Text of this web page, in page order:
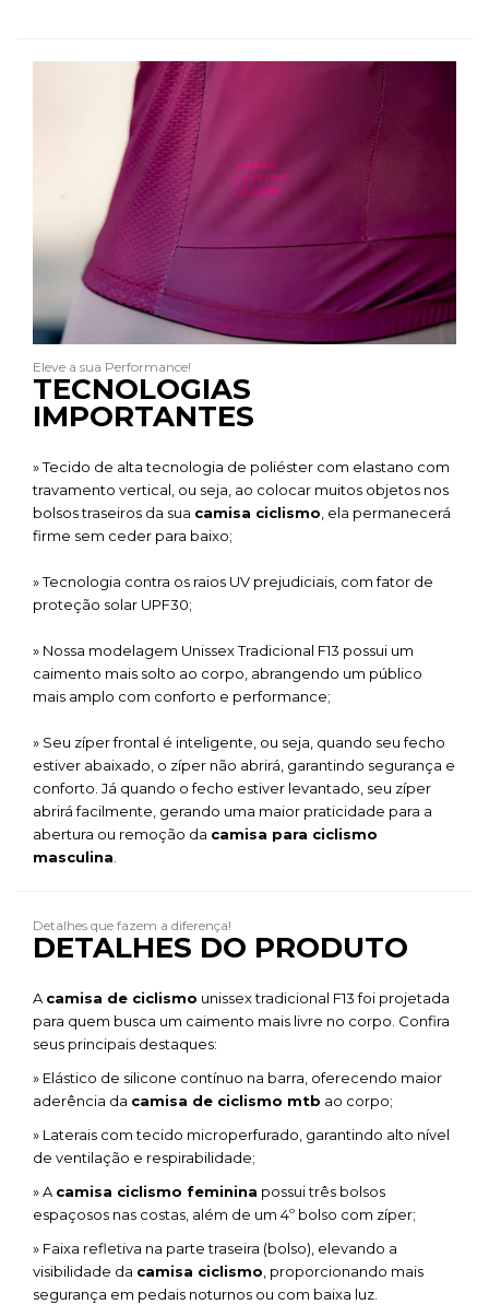
Eleve a sua Performance!
TECNOLOGIAS
IMPORTANTES
» Tecido de alta tecnologia de poliéster com elastano com
travamento vertical, ou seja, ao colocar muitos objetos nos
bolsos traseiros da sua camisa ciclismo , ela permanecerá
firme sem ceder para baixo;
» Tecnologia contra os raios UV prejudiciais, com fator de
proteção solar UPF30;
» Nossa modelagem Unissex Tradicional F13 possui um
caimento mais solto ao corpo, abrangendo um público
mais amplo com conforto e performance;
» Seu zíper frontal é inteligente, ou seja, quando seu fecho
estiver abaixado, o zíper não abrirá, garantindo segurança e
conforto. Já quando o fecho estiver levantado, seu zíper
abrirá facilmente, gerando uma maior praticidade para a
abertura ou remoção da camisa para ciclismo
masculina
Detalhes que fazem a diferença!
DETALHES DO PRODUTO
A camisa de ciclismo unissex tradicional F13 foi projetada
para quem busca um caimento mais livre no corpo. Confira
seus principais destaques:
» Elástico de silicone contínuo na barra, oferecendo maior
aderência da camisa de ciclismo mtb ao corpo;
» Laterais com tecido microperfurado, garantindo alto nível
de ventilação e respirabilidade;
» A camisa ciclismo feminina possui três bolsos
espaçosos nas costas, além de um 4º bolso com zíper;
» Faixa refletiva na parte traseira (bolso), elevando a
visibilidade da camisa ciclismo , proporcionando mais
segurança em pedais noturnos ou com baixa luz.